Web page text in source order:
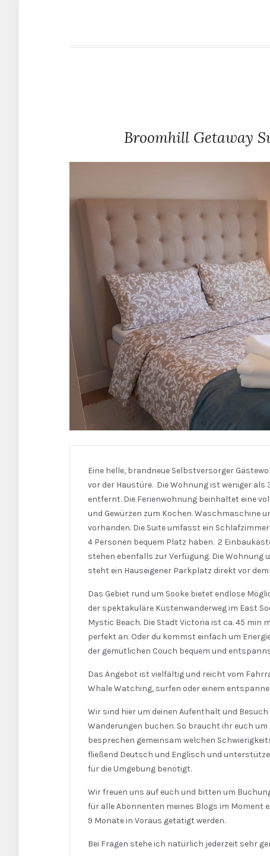
Broomhill Getaway
Eine helle, brandneue Selbstversorger
vor der Haustüre. Die Wohnung ist weniger
entfernt. Die Ferienwohnung beinhaltet eine
und Gewürzen zum Kochen. Waschmaschine
vorhanden. Die Suite umfasst ein
4 Personen bequem Platz haben. 2
stehen ebenfalls zur Verfügung. Die
steht ein Hauseigener Parkplatz direkt vor dem
Das Gebiet rund um Sooke bietet endlose
der spektakuläre Küstenwanderweg im East
Mystic Beach. Die Stadt Victoria ist ca. 45 min
perfekt an. Oder du kommst einfach um
der gemütlichen Couch bequem und
Das Angebot ist vielfältig und reicht vom
Whale Watching, surfen oder einem
Wir sind hier um deinen Aufenthalt und
Wanderungen buchen. So braucht ihr euch
besprechen gemeinsam welchen
fließend Deutsch und Englisch und
für die Umgebung benötigt.
Wir freuen uns auf euch und bitten um
für alle Abonnenten meines Blogs im Moment
9 Monate in Voraus getätigt werden.
Bei Fragen stehe ich natürlich jederzeit sehr